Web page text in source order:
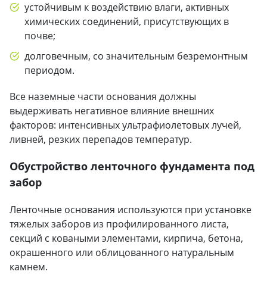
устойчивым к воздействию влаги, активных
химических соединений, присутствующих в
почве;
долговечным, со значительным безремонтным
периодом.
Все наземные части основания должны
выдерживать негативное влияние внешних
факторов: интенсивных ультрафиолетовых лучей,
ливней, резких перепадов температур.
Обустройство ленточного фундамента под
забор
Ленточные основания используются при установке
тяжелых заборов из профилированного листа,
секций с коваными элементами, кирпича, бетона,
окрашенного или облицованного натуральным
камнем.